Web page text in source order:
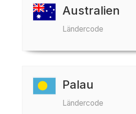
Australien
Ländercode
Palau
Ländercode